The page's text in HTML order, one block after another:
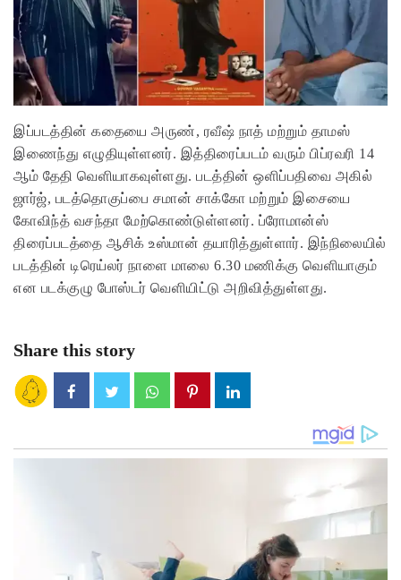
இப்படத்தின் கதையை அருண், ரவீஷ் நாத் மற்றும் தாமஸ்
இணைந்து எழுதியுள்ளனர். இத்திரைப்படம் வரும் பிப்ரவரி 14
ஆம் தேதி வெளியாகவுள்ளது. படத்தின் ஒளிப்பதிவை அகில்
ஜார்ஜ், படத்தொகுப்பை சமான் சாக்கோ மற்றும் இசையை
கோவிந்த் வசந்தா மேற்கொண்டுள்ளனர். ப்ரோமான்ஸ்
திரைப்படத்தை ஆசிக் உஸ்மான் தயாரித்துள்ளார். இந்நிலையில்
படத்தின் டிரெய்லர் நாளை மாலை 6.30 மணிக்கு வெளியாகும்
என படக்குழு போஸ்டர் வெளியிட்டு அறிவித்துள்ளது.
Share this story